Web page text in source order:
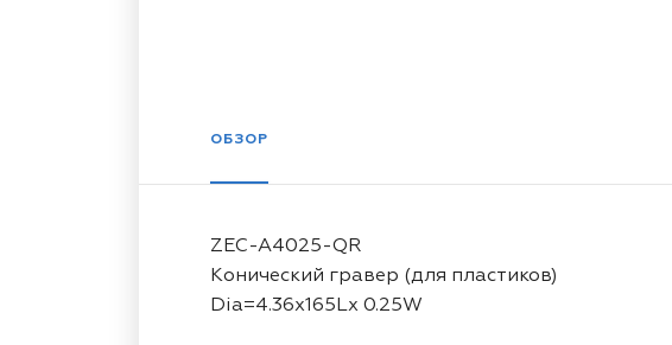
ОБЗОР
ZEC-A4025-QR
Конический гравер (для пластиков)
Dia=4.36x165Lx 0.25W